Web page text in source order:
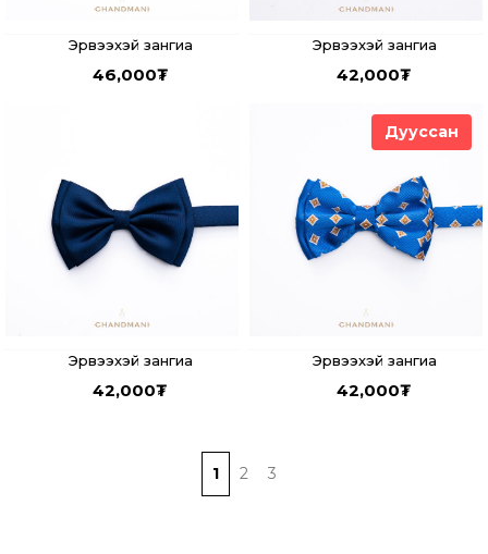
Эрвээхэй зангиа
46,000₮
Эрвээхэй зангиа
42,000₮
Эрвээхэй зангиа
42,000₮
Дууссан
Эрвээхэй зангиа
42,000₮
1 2 3